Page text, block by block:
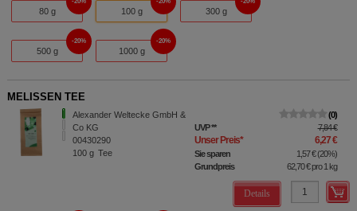
80 g 100 g 300 g
500 g
20%
1000 g
20%
MELISSEN TEE
Alexander Weltecke GmbH &
Co KG
00430290
100 g Tee
0
UVP** 7,84 €
Unser Preis* 6,27 €
Sie sparen 1,57 €(20%)
Grundpreis
62,70 €pro 1 kg
Details